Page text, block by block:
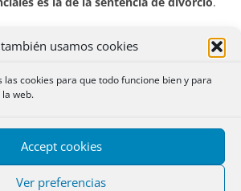
usamos cookies
las cookies para que todo funcione bien y para
web.
Accept cookies
Ver preferencias
harecurrido la demandante
por
por infracción procesal
en el artículo 469.1-4.° de la Ley de
y se formula por vulneración de los